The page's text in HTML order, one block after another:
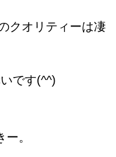
クオリティーは凄
です(^^)
。